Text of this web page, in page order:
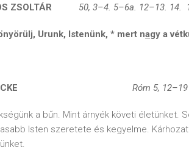
ZSOLTÁR 50, 3–4. 5–6a. 12–13. 14.
Urunk, Istenünk, * mert nagy a
Róm 5, 12–19
a bűn. Mint árnyék követi életünket.
Isten szeretete és kegyelme.